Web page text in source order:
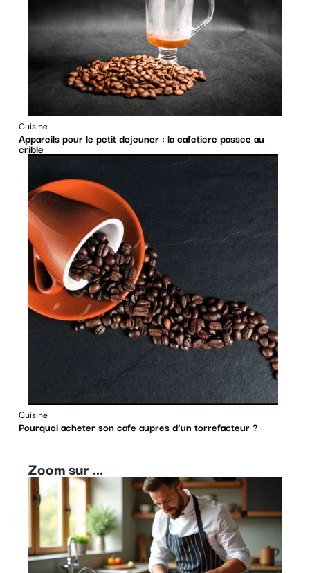
Cuisine
Appareils pour le petit dejeuner : la cafetiere passee au
crible
Cuisine
Pourquoi acheter son cafe aupres d’un torrefacteur ?
Zoom sur ...